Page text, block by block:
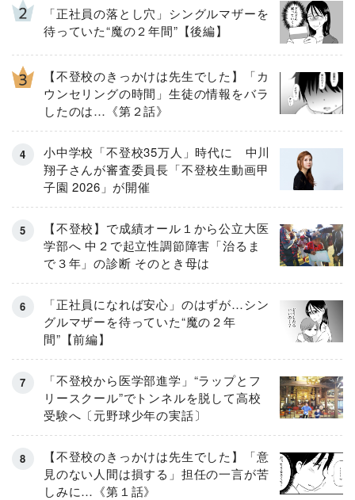
「正社員の落とし穴」シングルマザーを
待っていた“魔の２年間”【後編】
【不登校のきっかけは先生でした】「カ
ウンセリングの時間」生徒の情報をバラ
したのは…《第２話》
小中学校「不登校35万人」時代に 中川
翔子さんが審査委員長「不登校生動画甲
子園 2026」が開催
【不登校】で成績オール１から公立大医
学部へ 中２で起立性調節障害「治るま
で３年」の診断 そのとき母は
「正社員になれば安心」のはずが…シン
グルマザーを待っていた“魔の２年
間”【前編】
「不登校から医学部進学」“ラップとフ
リースクール”でトンネルを脱して高校
受験へ〔元野球少年の実話〕
【不登校のきっかけは先生でした】「意
見のない人間は損する」担任の一言が苦
しみに…《第１話》